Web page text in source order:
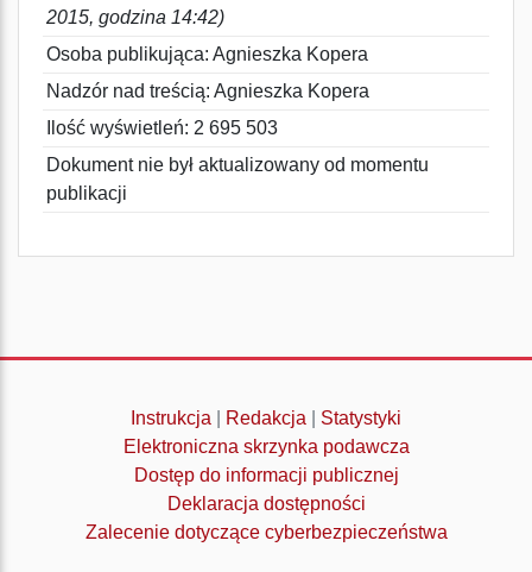
2015, godzina 14:42)
Osoba publikująca: Agnieszka Kopera
Nadzór nad treścią: Agnieszka Kopera
Ilość wyświetleń: 2 695 503
Dokument nie był aktualizowany od momentu
publikacji
Instrukcja Redakcja
Statystyki
Elektroniczna skrzynka podawcza
Dostęp do informacji publicznej
Deklaracja dostępności
Zalecenie dotyczące cyberbezpieczeństwa